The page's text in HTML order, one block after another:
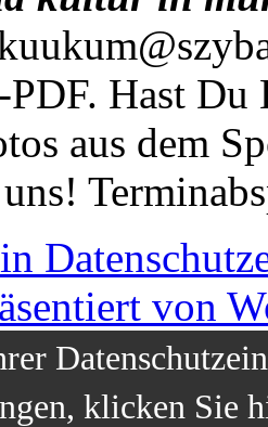
Hast Du
aus dem
von
klicken Sie